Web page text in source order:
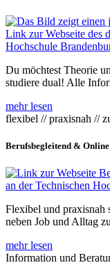
Du möchtest Theorie
studiere dual! Alle
mehr lesen
flexibel // praxisnah //
Berufsbegleitend & Online
Flexibel und praxisnah
neben Job und Alltag
mehr lesen
Information und